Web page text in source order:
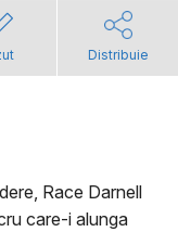
Distribuie
Race Darnell
care-i alunga